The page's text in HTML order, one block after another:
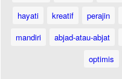
hayati
kreatif perajin
mandiri
abjad-atau-abjat
optimis